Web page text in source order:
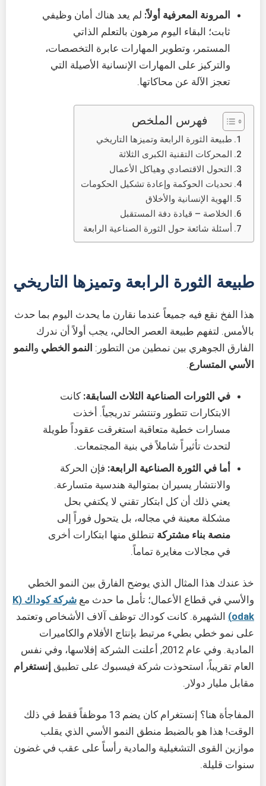
المرونة المعرفية أولاً: لم يعد هناك أمان وظيفي
ثابت؛ البقاء اليوم مرهون بالتعلم الذاتي
المستمر، وتطوير المهارات عابرة التخصصات،
والتركيز على المهارات الإنسانية الأصيلة التي
تعجز الآلة عن محاكاتها.
فهرس الملخص
طبيعة الثورة الرابعة وتميزها التاريخي
المحركات التقنية الكبرى الثلاثة
التحول الاقتصادي وهياكل الأعمال
تحديات الحوكمة وإعادة تشكيل الحكومات
الهوية الإنسانية والأخلاق
الخلاصة – قيادة دفة المستقبل
أسئلة شائعة حول الثورة الصناعية الرابعة
طبيعة الثورة الرابعة وتميزها التاريخي
هذا الفخ نقع فيه جميعاً عندما نقارن ما يحدث اليوم بما حدث
بالأمس. لتفهم طبيعة العصر الحالي، يجب أولاً أن ندرك
الفارق الجوهري بين نمطين من التطور: النمو الخطي و النمو
الأسي المتسارع.
في الثورات الصناعية الثلاث السابقة: كانت
الابتكارات تتطور وتنتشر تدريجياً. أخذت
مسارات خطية متعاقبة استغرقت عقوداً طويلة
لتحدث تأثيراً شاملاً في بنية المجتمعات.
أما في الثورة الصناعية الرابعة: فإن الحركة
والانتشار يسيران بمتوالية هندسية متسارعة.
يعني ذلك أن كل ابتكار تقني لا يكتفي بحل
مشكلة معينة في مجاله، بل يتحول فوراً إلى
منصة بناء مشتركة تنطلق منها ابتكارات أخرى
في مجالات مغايرة تماماً.
خذ عندك هذا المثال الذي يوضح الفارق بين النمو الخطي
والأسي في قطاع الأعمال؛ تأمل ما حدث مع
شركة كوداك (K
odak) الشهيرة. كانت كوداك توظف آلاف الأشخاص وتعتمد
على نمو خطي بطيء مرتبط بإنتاج الأفلام والكاميرات
المادية. وفي عام 2012, أعلنت الشركة إفلاسها، وفي نفس
العام تقريباً، استحوذت شركة فيسبوك على تطبيق إنستغرام
مقابل مليار دولار.
المفاجأة هنا؟ إنستغرام كان يضم 13 موظفاً فقط في ذلك
الوقت! هذا هو بالضبط منطق النمو الأسي الذي يقلب
موازين القوى التشغيلية والمادية رأساً على عقب في غضون
سنوات قليلة.